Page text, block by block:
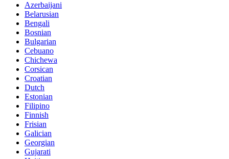
Azerbaijani
Belarusian
Bengali
Bosnian
Bulgarian
Cebuano
Chichewa
Corsican
Croatian
Dutch
Estonian
Filipino
Finnish
Frisian
Galician
Georgian
Gujarati